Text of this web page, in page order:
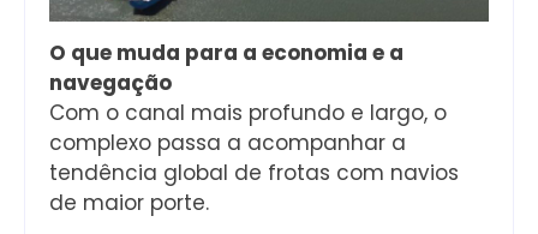
O que muda para a economia e a
navegação
Com o canal mais profundo e largo, o
complexo passa a acompanhar a
tendência global de frotas com navios
de maior porte.